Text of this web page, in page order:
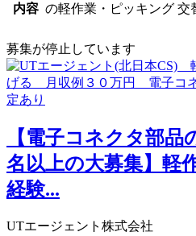
内容 の軽作業・ピッキング 交
募集が停止しています
【電子コネクタ部品
名以上の大募集】軽
経験...
UTエージェント株式会社